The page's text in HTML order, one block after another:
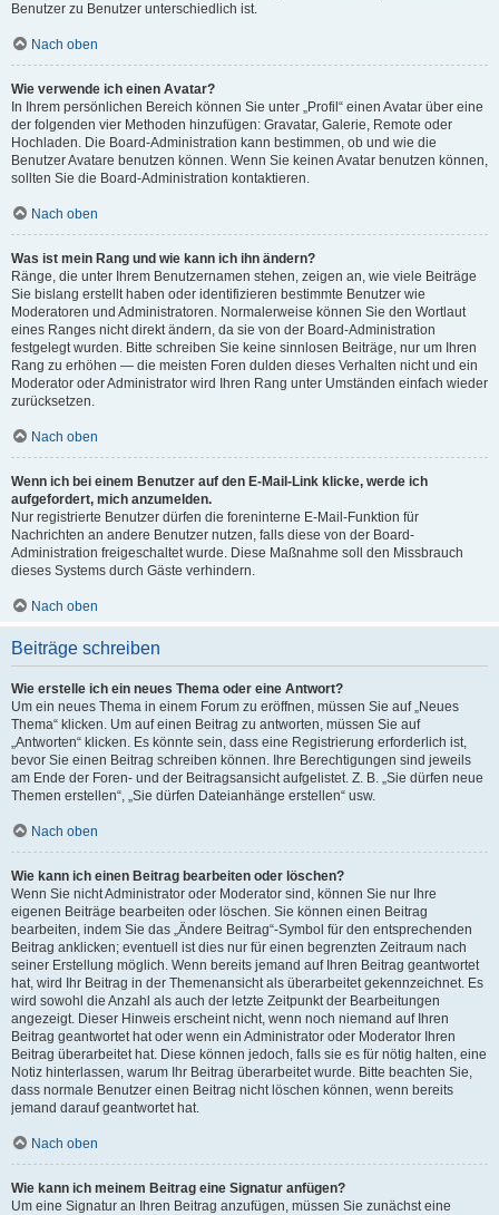
Benutzer zu Benutzer unterschiedlich ist.
Nach oben
Wie verwende ich einen Avatar?
In Ihrem persönlichen Bereich können Sie unter „Profil“ einen Avatar über eine
der folgenden vier Methoden hinzufügen: Gravatar, Galerie, Remote oder
Hochladen. Die Board-Administration kann bestimmen, ob und wie die
Benutzer Avatare benutzen können. Wenn Sie keinen Avatar benutzen können,
sollten Sie die Board-Administration kontaktieren.
Nach oben
Was ist mein Rang und wie kann ich ihn ändern?
Ränge, die unter Ihrem Benutzernamen stehen, zeigen an, wie viele Beiträge
Sie bislang erstellt haben oder identifizieren bestimmte Benutzer wie
Moderatoren und Administratoren. Normalerweise können Sie den Wortlaut
eines Ranges nicht direkt ändern, da sie von der Board-Administration
festgelegt wurden. Bitte schreiben Sie keine sinnlosen Beiträge, nur um Ihren
Rang zu erhöhen — die meisten Foren dulden dieses Verhalten nicht und ein
Moderator oder Administrator wird Ihren Rang unter Umständen einfach wieder
zurücksetzen.
Nach oben
Wenn ich bei einem Benutzer auf den E-Mail-Link klicke, werde ich
aufgefordert, mich anzumelden.
Nur registrierte Benutzer dürfen die foreninterne E-Mail-Funktion für
Nachrichten an andere Benutzer nutzen, falls diese von der Board-
Administration freigeschaltet wurde. Diese Maßnahme soll den Missbrauch
dieses Systems durch Gäste verhindern.
Nach oben
Beiträge schreiben
Wie erstelle ich ein neues Thema oder eine Antwort?
Um ein neues Thema in einem Forum zu eröffnen, müssen Sie auf „Neues
Thema“ klicken. Um auf einen Beitrag zu antworten, müssen Sie auf
„Antworten“ klicken. Es könnte sein, dass eine Registrierung erforderlich ist,
bevor Sie einen Beitrag schreiben können. Ihre Berechtigungen sind jeweils
am Ende der Foren- und der Beitragsansicht aufgelistet. Z. B. „Sie dürfen neue
Themen erstellen“, „Sie dürfen Dateianhänge erstellen“ usw.
Nach oben
Wie kann ich einen Beitrag bearbeiten oder löschen?
Wenn Sie nicht Administrator oder Moderator sind, können Sie nur Ihre
eigenen Beiträge bearbeiten oder löschen. Sie können einen Beitrag
bearbeiten, indem Sie das „Ändere Beitrag“-Symbol für den entsprechenden
Beitrag anklicken; eventuell ist dies nur für einen begrenzten Zeitraum nach
seiner Erstellung möglich. Wenn bereits jemand auf Ihren Beitrag geantwortet
hat, wird Ihr Beitrag in der Themenansicht als überarbeitet gekennzeichnet. Es
wird sowohl die Anzahl als auch der letzte Zeitpunkt der Bearbeitungen
angezeigt. Dieser Hinweis erscheint nicht, wenn noch niemand auf Ihren
Beitrag geantwortet hat oder wenn ein Administrator oder Moderator Ihren
Beitrag überarbeitet hat. Diese können jedoch, falls sie es für nötig halten, eine
Notiz hinterlassen, warum Ihr Beitrag überarbeitet wurde. Bitte beachten Sie,
dass normale Benutzer einen Beitrag nicht löschen können, wenn bereits
jemand darauf geantwortet hat.
Nach oben
Wie kann ich meinem Beitrag eine Signatur anfügen?
Um eine Signatur an Ihren Beitrag anzufügen, müssen Sie zunächst eine